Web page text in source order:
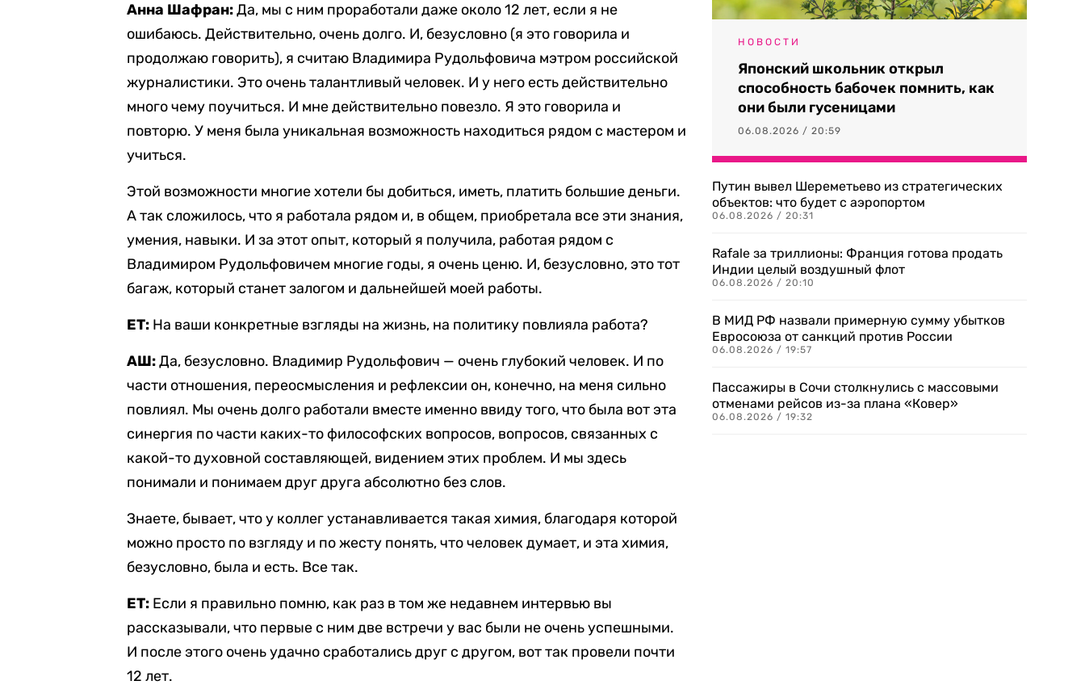
Анна Шафран:Да, мы с ним проработали даже около 12 лет, если я не
ошибаюсь. Действительно, очень долго. И, безусловно (я это говорила и
продолжаю говорить), я считаю Владимира Рудольфовича мэтром российской
журналистики. Это очень талантливый человек. И у него есть действительно
много чему поучиться. И мне действительно повезло. Я это говорила и
повторю. У меня была уникальная возможность находиться рядом с мастером и
учиться.
Этой возможности многие хотели бы добиться, иметь, платить большие деньги.
А так сложилось, что я работала рядом и, в общем, приобретала все эти знания,
умения, навыки. И за этот опыт, который я получила, работая рядом с
Владимиром Рудольфовичем многие годы, я очень ценю. И, безусловно, это тот
багаж, который станет залогом и дальнейшей моей работы.
ЕТ: На ваши конкретные взгляды на жизнь, на политику повлияла работа?
АШ:Да, безусловно. Владимир Рудольфович — очень глубокий человек. И по
части отношения, переосмысления и рефлексии он, конечно, на меня сильно
повлиял. Мы очень долго работали вместе именно ввиду того, что была вот эта
синергия по части каких-то философских вопросов, вопросов, связанных с
какой-то духовной составляющей, видением этих проблем. И мы здесь
понимали и понимаем друг друга абсолютно без слов.
Знаете, бывает, что у коллег устанавливается такая химия, благодаря которой
можно просто по взгляду и по жесту понять, что человек думает, и эта химия,
безусловно, была и есть. Все так.
ЕТ: Если я правильно помню, как раз в том же недавнем интервью вы
рассказывали, что первые с ним две встречи у вас были не очень успешными.
И после этого очень удачно сработались друг с другом, вот так провели почти
12 лет.
НОВОСТИ
Японский школьник открыл
способность бабочек помнить, как
они были гусеницами
06.08.2026 / 20:59
Путин вывел Шереметьево из стратегических
объектов: что будет с аэропортом
06.08.2026 / 20:31
Rafale за триллионы: Франция готова продать
Индии целый воздушный флот
06.08.2026 / 20:10
В МИД РФ назвали примерную сумму убытков
Евросоюза от санкций против России
06.08.2026 / 19:57
Пассажиры в Сочи столкнулись с массовыми
отменами рейсов из-за плана «Ковер»
06.08.2026 / 19:32